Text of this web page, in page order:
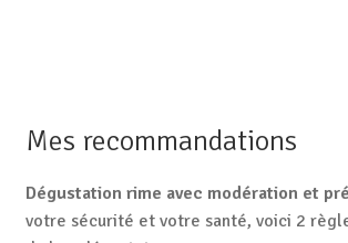
Mes recommandations
Dégustation rime avec modération et
votre sécurité et votre santé, voici 2